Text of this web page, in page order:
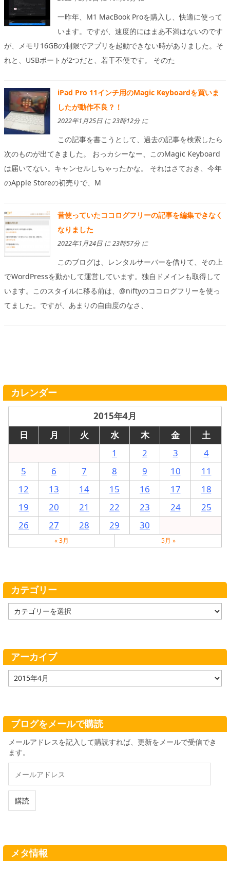
一昨年、M1 MacBook Proを購入し、快適に使って
います。ですが、速度的にはまあ不満はないのです
が、メモリ16GBの制限でアプリを起動できない時がありました。そ
れと、USBポートが2つだと、若干不便です。 そのた
iPad Pro 11インチ用のMagic Keyboardを買いま
したが動作不良？！
2022年1月25日 に 23時12分 に
この記事を書こうとして、過去の記事を検索したら
次のものが出てきました。 おっカシーなー、このMagic Keyboard
は届いてない。キャンセルしちゃったかな。 それはさておき、今年
のApple Storeの初売りで、M
昔使っていたココログフリーの記事を編集できなく
なりました
2022年1月24日 に 23時57分 に
このブログは、レンタルサーバーを借りて、その上
でWordPressを動かして運営しています。独自ドメインも取得して
います。このスタイルに移る前は、@niftyのココログフリーを使っ
てました。ですが、あまりの自由度のなさ、
カレンダー
2015年4月
日
月 火 水 木 金
土
1
2 3
4
5
6 7 8 9 10
11
12
13 14 15 16 17
18
19
20 21 22 23 24
25
26
27 28 29 30
« 3月 5月 »
カテゴリー
テ
ー
アーカイブ
ア
ー
ブ
ブログをメールで購読
メールアドレスを記入して購読すれば、更新をメールで受信でき
ます。
ル
ド
購読
メタ情報